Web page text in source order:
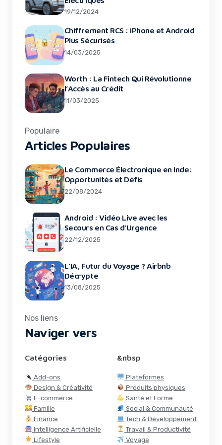
19/12/2024
Chiffrement RCS : iPhone et Android
Plus Sécurisés
14/03/2025
Worth : La Fintech Qui Révolutionne
l’Accès au Crédit
11/03/2025
Populaire
Articles Populaires
Le Commerce Électronique en Inde:
Opportunités et Défis
22/08/2024
Android : Vidéo Live avec les
Secours en Cas d’Urgence
22/12/2025
L’IA, Futur du Voyage ? Airbnb
Décrypte
13/08/2025
Nos liens
Naviger vers
Catégories
Add-ons
Design & Créativité
E-commerce
Famille
Finance
Intelligence Artificielle
Lifestyle
&nbsp
Plateformes
Produits physiques
Santé et Forme
Social & Communauté
Tech & Développement
Travail & Productivité
Voyage